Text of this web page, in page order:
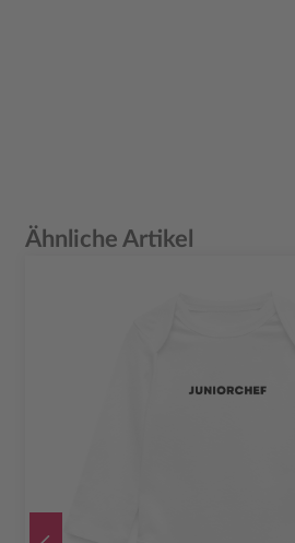
Produktgalerie überspringen
Ähnliche Artikel